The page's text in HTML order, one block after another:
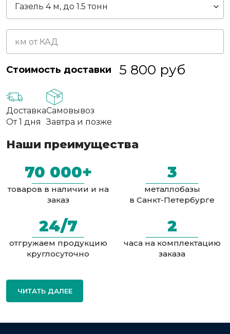
Стоимость доставки 5 800 руб
Доставка
От 1 дня
Самовывоз
Завтра и позже
Наши преимущества
70 000+
товаров в наличии и на
заказ
3
металлобазы
в Санкт-Петербурге
24/7
отгружаем продукцию
круглосуточно
2
часа на комплектацию
заказа
ЧИТАТЬ ДАЛЕЕ